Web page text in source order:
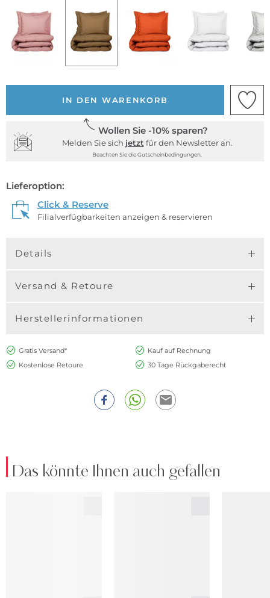
IN DEN WARENKORB
Wollen Sie -10% sparen?
Melden Sie sich jetzt für den Newsletter an.
Beachten Sie die Gutscheinbedingungen.
Lieferoption:
Click & Reserve
Filialverfügbarkeiten anzeigen & reservieren
Details
Versand & Retoure
Herstellerinformationen
Gratis Versand*
Kauf auf Rechnung
Kostenlose Retoure
30 Tage Rückgaberecht
Das könnte Ihnen auch gefallen